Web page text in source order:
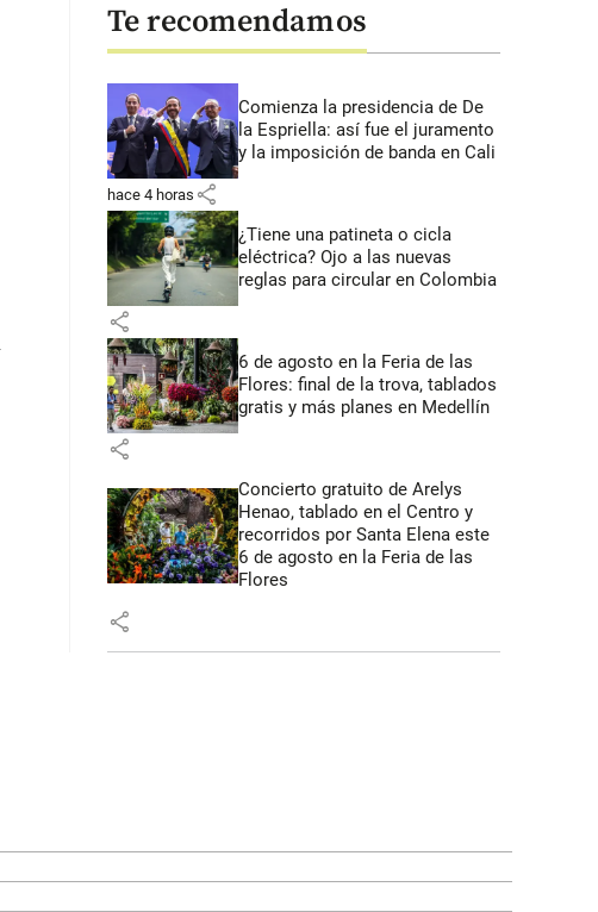
Te recomendamos
Comienza la presidencia de De
la Espriella: así fue el juramento
y la imposición de banda en Cali
hace 4 horas share
¿Tiene una patineta o cicla
eléctrica? Ojo a las nuevas
reglas para circular en Colombia
share
6 de agosto en la Feria de las
Flores: final de la trova, tablados
gratis y más planes en Medellín
share
Concierto gratuito de Arelys
Henao, tablado en el Centro y
recorridos por Santa Elena este
6 de agosto en la Feria de las
Flores
share